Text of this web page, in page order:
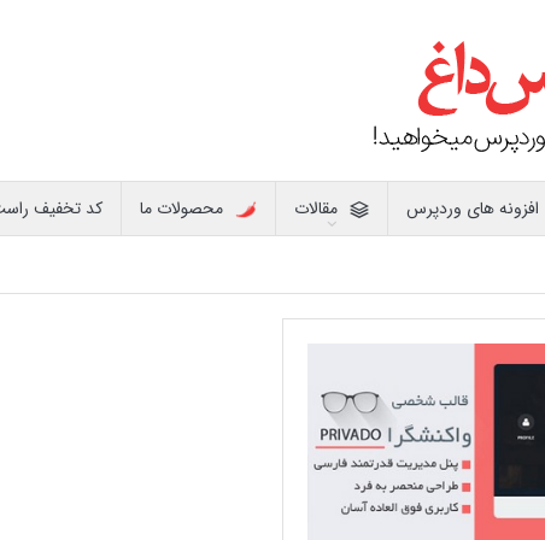
افزونه های وردپرس مقالات محصولات ما کد تخفیف